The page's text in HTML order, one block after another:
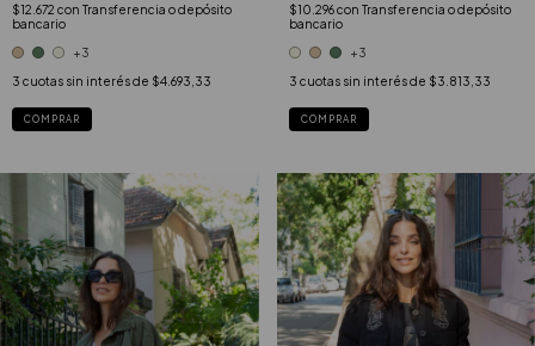
$12.672 con Transferencia o depósito
bancario
+3
3 cuotas sin interés de $4.693,33
COMPRAR
$10.296con Transferencia o depósito
bancario
+3
3 cuotas sin interés de $3.813,33
COMPRAR